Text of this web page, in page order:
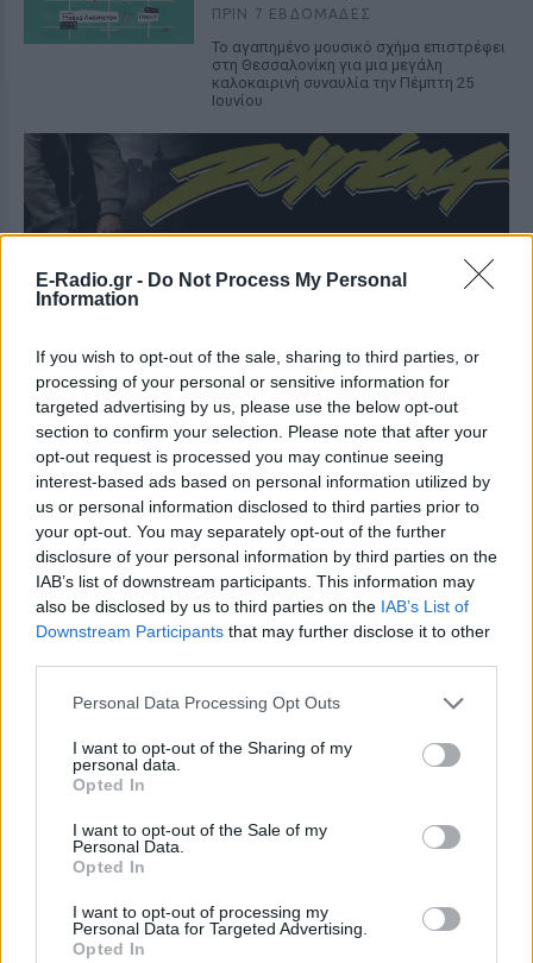
E-Radio.gr - Do Not Process My Personal
Information
If you wish to opt-out of the sale, sharing to third parties, or
processing of your personal or sensitive information for
targeted advertising by us, please use the below opt-out
section to confirm your selection. Please note that after your
opt-out request is processed you may continue seeing
interest-based ads based on personal information utilized by
us or personal information disclosed to third parties prior to
your opt-out. You may separately opt-out of the further
disclosure of your personal information by third parties on the
IAB’s list of downstream participants. This information may
also be disclosed by us to third parties on the IAB’s List of
Downstream Participants that may further disclose it to other
Personal Data Processing Opt Outs
I want to opt-out of the Sharing of my
personal data.
Opted In
I want to opt-out of the Sale of my
Personal Data.
Opted In
I want to opt-out of processing my
Personal Data for Targeted Advertising.
Opted In
ΠΡΙΝ 7 ΕΒΔΟΜΆΔΕΣ
Το αγαπημένο μουσικό σχήμα επιστρέφει
στη Θεσσαλονίκη για μια μεγάλη
καλοκαιρινή συναυλία την Πέμπτη 25
Ιουνίου
Ο 12ος Πίθηκος στο Φεστιβάλ Μονής
«Ζούγκλα»
Ο κορυφαίος εκπρόσωπος της ελληνικής hip hop σκηνής
ανεβαίνει στη σκηνή της Σταυρούπολης την Τετάρτη 24
Ιουνίου 2026.
ΠΡΙΝ 7 ΕΒΔΟΜΆΔΕΣ
ΜΠΛΙΠ ΦΕΣΤ 26: Ποιοι
εμφανίζονται στο μεγάλο
φεστιβάλ ηλεκτρονικής
μουσικής της Εύβοιας;
ΠΡΙΝ 7 ΕΒΔΟΜΆΔΕΣ
stages και πάνω από 50 καλλιτέχνες στο
Ιουλίου 2026.
Avli Music Festival 2026: Ποιοι
εμφανίζονται σε Ανδρο, Τήνο
ΠΡΙΝ 7 ΕΒΔΟΜΆΔΕΣ
ticketmaster.gr.